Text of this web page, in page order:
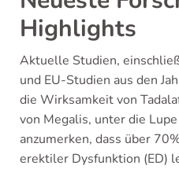
Highlights
Aktuelle Studien,
und EU-Studien aus den
die Wirksamkeit von
von Megalis, unter die
anzumerken, dass über
erektiler Dysfunktion (ED)